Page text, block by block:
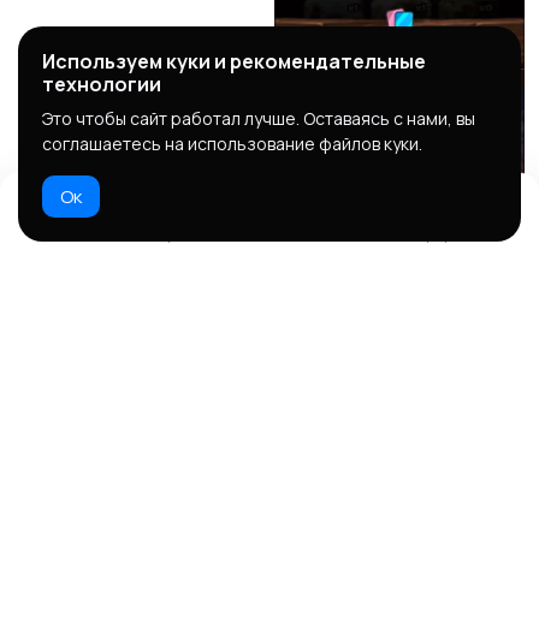
Используем куки и рекомендательные
технологии
Это чтобы сайт работал лучше. Оставаясь с нами, вы
соглашаетесь на использование файлов куки.
Ок